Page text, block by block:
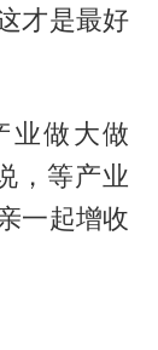
才是最好
业做大做
，等产业
一起增收